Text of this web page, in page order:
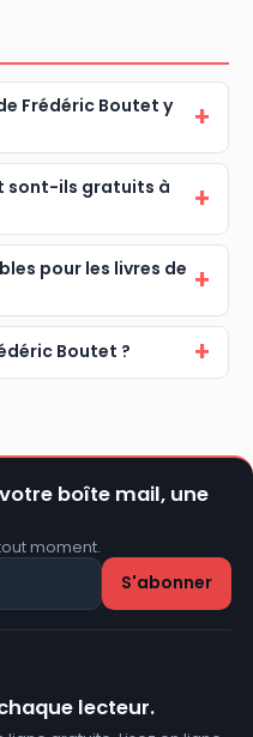
Frédéric Boutet y
sont-ils gratuits à
pour les livres de
Boutet ?
boîte mail, une
moment.
lecteur.